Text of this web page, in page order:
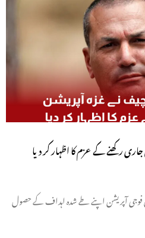
رکھنے کے عزم کا اظہار کر دیا
فوجی آپریشن اپنے طے شدہ اہداف کے حصول